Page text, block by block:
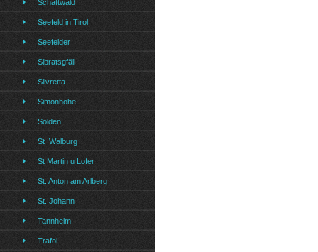
Schattwald
Seefeld in Tirol
Seefelder
Sibratsgfäll
Silvretta
Simonhöhe
Sölden
St .Walburg
St Martin u Lofer
St. Anton am Arlberg
St. Johann
Tannheim
Trafoi